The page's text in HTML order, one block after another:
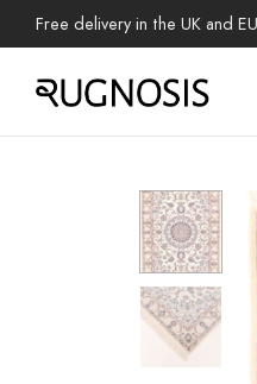
Free delivery in the UK and